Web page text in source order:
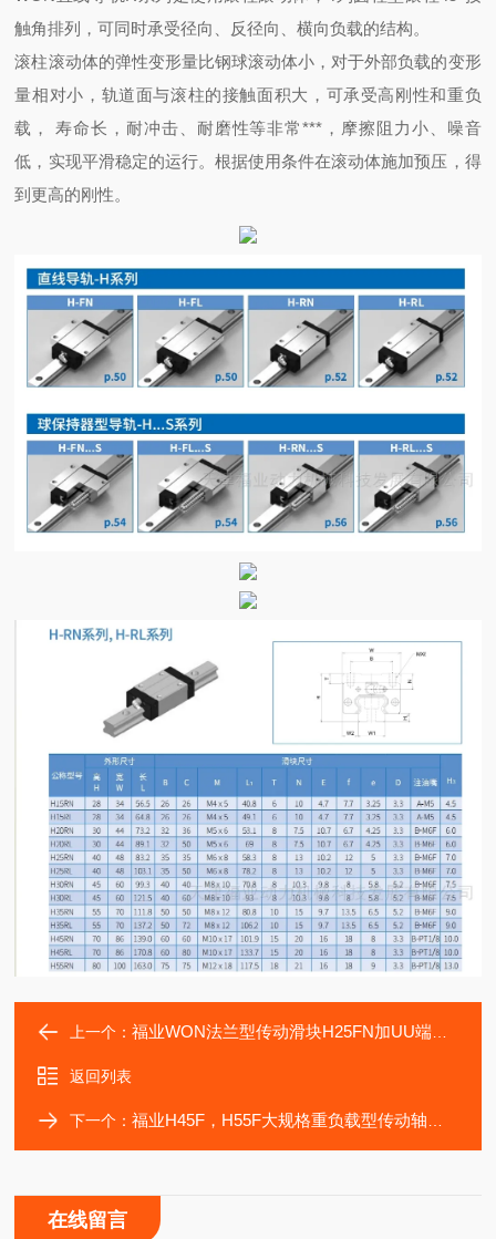
触角排列，可同时承受径向、反径向、横向负载的结构。
滚柱滚动体的弹性变形量比钢球滚动体小，对于外部负载的变形
量相对小，轨道面与滚柱的接触面积大，可承受高刚性和重负
载，
寿命长，耐冲击、耐磨性等非常*** ，摩擦阻力小、噪音
低，实现平滑稳定的运行。根据使用条件在滚动体施加预压，得
到更高的刚性。
上一个：福业WON法兰型传动滑块H25FN加UU端盖密封有货
返回列表
下一个：福业H45F，H55F大规格重负载型传动轴承WON滑块
在线留言